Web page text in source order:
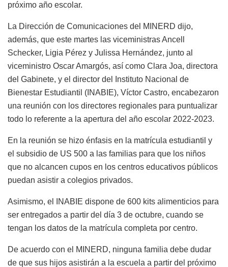
próximo año escolar.
La Dirección de Comunicaciones del MINERD dijo,
además, que este martes las viceministras Ancell
Schecker, Ligia Pérez y Julissa Hernández, junto al
viceministro Oscar Amargós, así como Clara Joa, directora
del Gabinete, y el director del Instituto Nacional de
Bienestar Estudiantil (INABIE), Víctor Castro, encabezaron
una reunión con los directores regionales para puntualizar
todo lo referente a la apertura del año escolar 2022-2023.
En la reunión se hizo énfasis en la matrícula estudiantil y
el subsidio de US 500 a las familias para que los niños
que no alcancen cupos en los centros educativos públicos
puedan asistir a colegios privados.
Asimismo, el INABIE dispone de 600 kits alimenticios para
ser entregados a partir del día 3 de octubre, cuando se
tengan los datos de la matrícula completa por centro.
De acuerdo con el MINERD, ninguna familia debe dudar
de que sus hijos asistirán a la escuela a partir del próximo